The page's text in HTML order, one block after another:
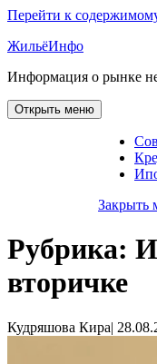
Перейти к
ЖильёИнфо
Информация о рынке
Открыть меню
Закрыть
Рубрика:
вторичке
Кудряшова Кира|